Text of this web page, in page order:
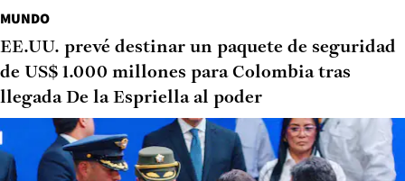
MUNDO
EE.UU. prevé destinar un paquete de seguridad
de US$ 1.000 millones para Colombia tras
llegada De la Espriella al poder